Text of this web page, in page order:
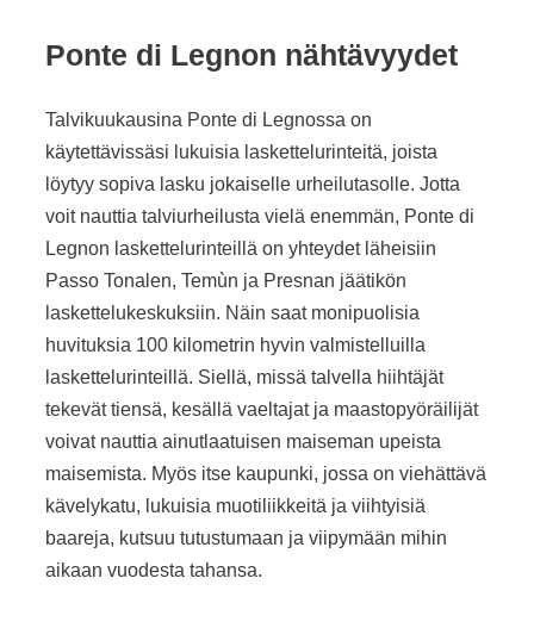
Ponte di Legnon nähtävyydet
Talvikuukausina Ponte di Legnossa on
käytettävissäsi lukuisia laskettelurinteitä, joista
löytyy sopiva lasku jokaiselle urheilutasolle. Jotta
voit nauttia talviurheilusta vielä enemmän, Ponte di
Legnon laskettelurinteillä on yhteydet läheisiin
Passo Tonalen, Temùn ja Presnan jäätikön
laskettelukeskuksiin. Näin saat monipuolisia
huvituksia 100 kilometrin hyvin valmistelluilla
laskettelurinteillä. Siellä, missä talvella hiihtäjät
tekevät tiensä, kesällä vaeltajat ja maastopyöräilijät
voivat nauttia ainutlaatuisen maiseman upeista
maisemista. Myös itse kaupunki, jossa on viehättävä
kävelykatu, lukuisia muotiliikkeitä ja viihtyisiä
baareja, kutsuu tutustumaan ja viipymään mihin
aikaan vuodesta tahansa.